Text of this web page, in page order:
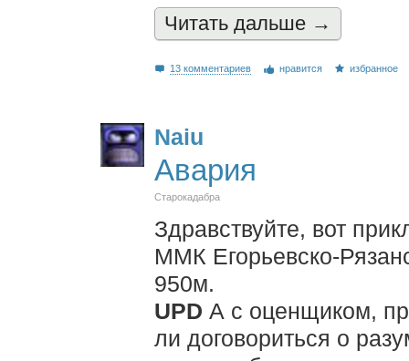
Читать дальшe →
13 комментариев нравится избранное
Naiu
Авария
Старокадабра
Здравствуйте, вот
ММК Егорьевско-
950м.
UPD А с оценщиком,
ли договориться о